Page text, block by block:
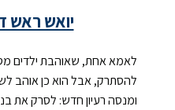
יואש ראש
לאמא אחת, שאוהבת ילדים
להסתרק, אבל הוא כן אוהב
ומנסה רעיון חדש: לסרק את